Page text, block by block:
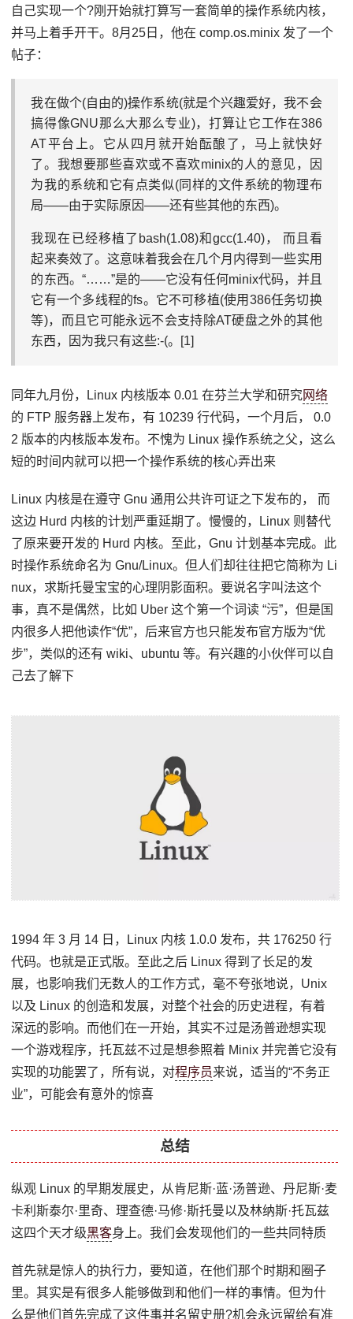
自己实现一个?刚开始就打算写一套简单的操作系统内核，
并马上着手开干。8月25日，他在 comp.os.minix 发了一个
帖子：
我在做个(自由的)操作系统(就是个兴趣爱好，我不会
搞得像GNU那么大那么专业)，打算让它工作在386
AT平台上。它从四月就开始酝酿了，马上就快好
了。我想要那些喜欢或不喜欢minix的人的意见，因
为我的系统和它有点类似(同样的文件系统的物理布
局——由于实际原因——还有些其他的东西)。
我现在已经移植了bash(1.08)和gcc(1.40)， 而且看
起来奏效了。这意味着我会在几个月内得到一些实用
的东西。“……”是的——它没有任何minix代码，并且
它有一个多线程的fs。它不可移植(使用386任务切换
等)，而且它可能永远不会支持除AT硬盘之外的其他
东西，因为我只有这些:-(。[1]
同年九月份，Linux 内核版本 0.01 在芬兰大学和研究网络
的 FTP 服务器上发布，有 10239 行代码，一个月后， 0.0
2 版本的内核版本发布。不愧为 Linux 操作系统之父，这么
短的时间内就可以把一个操作系统的核心弄出来
Linux 内核是在遵守 Gnu 通用公共许可证之下发布的， 而
这边 Hurd 内核的计划严重延期了。慢慢的，Linux 则替代
了原来要开发的 Hurd 内核。至此，Gnu 计划基本完成。此
时操作系统命名为 Gnu/Linux。但人们却往往把它简称为 Li
nux，求斯托曼宝宝的心理阴影面积。要说名字叫法这个
事，真不是偶然，比如 Uber 这个第一个词读 “污”，但是国
内很多人把他读作“优”，后来官方也只能发布官方版为“优
步”，类似的还有 wiki、ubuntu 等。有兴趣的小伙伴可以自
己去了解下
1994 年 3 月 14 日，Linux 内核 1.0.0 发布，共 176250 行
代码。也就是正式版。至此之后 Linux 得到了长足的发
展，也影响我们无数人的工作方式，毫不夸张地说，Unix
以及 Linux 的创造和发展，对整个社会的历史进程，有着
深远的影响。而他们在一开始，其实不过是汤普逊想实现
一个游戏程序，托瓦兹不过是想参照着 Minix 并完善它没有
实现的功能罢了，所有说，对程序员来说，适当的“不务正
业”，可能会有意外的惊喜
总结
纵观 Linux 的早期发展史，从肯尼斯·蓝·汤普逊、丹尼斯·麦
卡利斯泰尔·里奇、理查德·马修·斯托曼以及林纳斯·托瓦兹
这四个天才级黑客身上。我们会发现他们的一些共同特质
首先就是惊人的执行力，要知道，在他们那个时期和圈子
里。其实是有很多人能够做到和他们一样的事情。但为什
么是他们首先完成了这件事并名留史册?机会永远留给有准